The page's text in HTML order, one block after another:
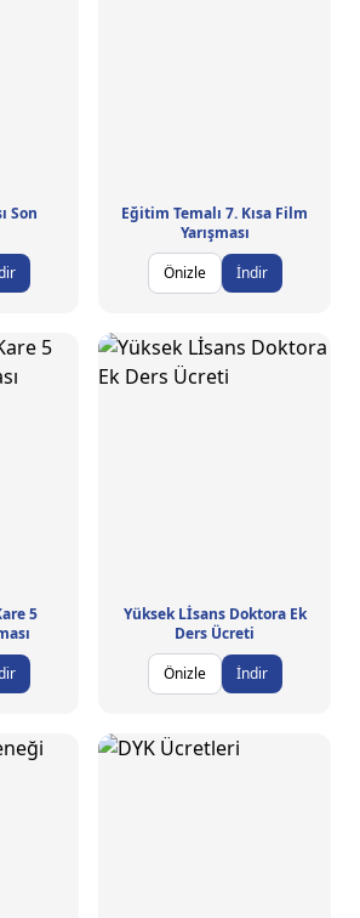
Son
Eğitim Temalı 7. Kısa Film
Yarışması
Önizle
İndir
5
Yüksek Lİsans Doktora Ek
Ders Ücreti
Önizle
İndir